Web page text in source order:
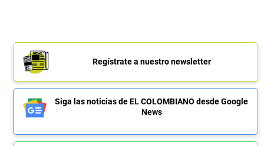
Regístrate a nuestro newsletter
Siga las noticias de EL COLOMBIANO desde Google
News